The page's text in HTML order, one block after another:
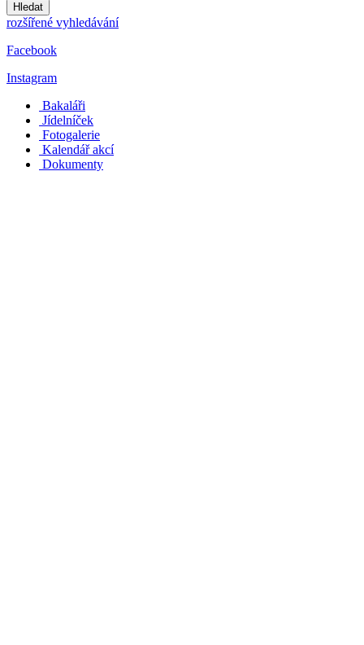
Hledat
rozšířené vyhledávání
Facebook
Instagram
Bakaláři
Jídelníček
Fotogalerie
Kalendář akcí
Dokumenty